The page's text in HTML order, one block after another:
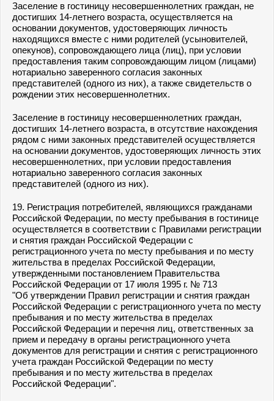
Заселение в гостиницу несовершеннолетних граждан, не
достигших 14-летнего возраста, осуществляется на
основании документов, удостоверяющих личность
находящихся вместе с ними родителей (усыновителей,
опекунов), сопровождающего лица (лиц), при условии
предоставления таким сопровождающим лицом (лицами)
нотариально заверенного согласия законных
представителей (одного из них), а также свидетельств о
рождении этих несовершеннолетних.
Заселение в гостиницу несовершеннолетних граждан,
достигших 14-летнего возраста, в отсутствие нахождения
рядом с ними законных представителей осуществляется
на основании документов, удостоверяющих личность этих
несовершеннолетних, при условии предоставления
нотариально заверенного согласия законных
представителей (одного из них).
19. Регистрация потребителей, являющихся гражданами
Российской Федерации, по месту пребывания в гостинице
осуществляется в соответствии с Правилами регистрации
и снятия граждан Российской Федерации с
регистрационного учета по месту пребывания и по месту
жительства в пределах Российской Федерации,
утвержденными постановлением Правительства
Российской Федерации от 17 июля 1995 г. № 713
"Об утверждении Правил регистрации и снятия граждан
Российской Федерации с регистрационного учета по месту
пребывания и по месту жительства в пределах
Российской Федерации и перечня лиц, ответственных за
прием и передачу в органы регистрационного учета
документов для регистрации и снятия с регистрационного
учета граждан Российской Федерации по месту
пребывания и по месту жительства в пределах
Российской Федерации".